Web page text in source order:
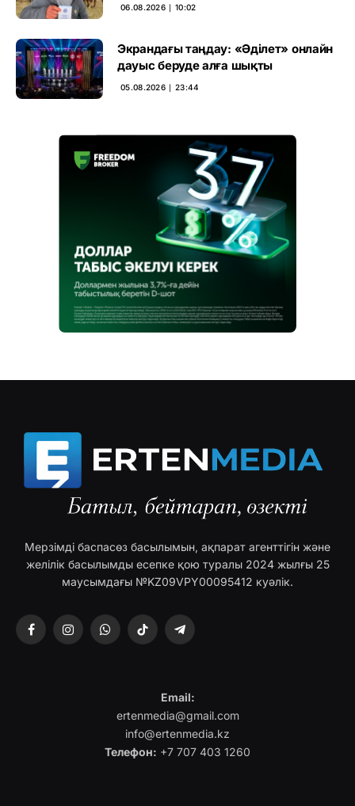
06.08.2026 ∣ 10:02
Экрандағы таңдау: «Әділет» онлайн
дауыс беруде алға шықты
05.08.2026 ∣ 23:44
Мерзімді баспасөз басылымын, ақпарат агенттігін және
желілік басылымды есепке қою туралы 2024 жылғы 25
маусымдағы №KZ09VPY00095412 куәлік.
FacebookInstagramWhatsAppTikTok Telegram
Email:
ertenmedia@gmail.com
info@ertenmedia.kz
Телефон: +7 707 403 1260